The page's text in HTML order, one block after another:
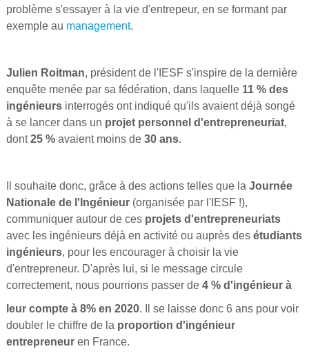
problème s'essayer à la vie d'entrepeur, en se formant par
exemple au management.
Julien Roitman, président de l'IESF s'inspire de la dernière
enquête menée par sa fédération, dans laquelle 11 % des
ingénieursinterrogés ont indiqué qu'ils avaient déjà songé
à se lancer dans un projet personnel d'entrepreneuriat,
dont25 %avaient moins de 30 ans.
Il souhaite donc, grâce à des actions telles que la Journée
Nationale de l'Ingénieur (organisée par l'IESF !),
communiquer autour de ces projets d'entrepreneuriats
avec les ingénieurs déjà en activité ou auprès desétudiants
ingénieurs, pour les encourager à choisir la vie
d'entrepreneur. D'après lui, si le message circule
correctement, nous pourrions passer de 4 % d'ingénieur à
leur compte à 8% en 2020. Il se laisse donc 6 ans pour voir
doubler le chiffre de la proportion d'ingénieur
entrepreneuren France.